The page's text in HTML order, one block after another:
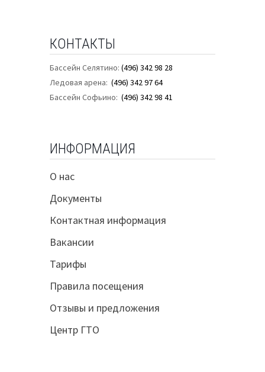
КОНТАКТЫ
Бассейн Селятино: (496) 342 98 28
Ледовая арена: (496) 342 97 64
Бассейн Софьино: (496) 342 98 41
ИНФОРМАЦИЯ
О нас
Документы
Контактная информация
Вакансии
Тарифы
Правила посещения
Отзывы и предложения
Центр ГТО